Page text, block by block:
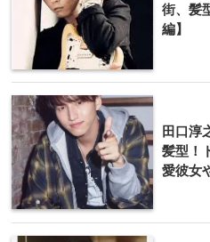
街、髪
編】
田口淳
髪型！
愛彼女